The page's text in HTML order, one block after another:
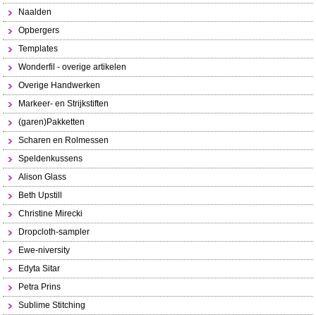
Naalden
Opbergers
Templates
Wonderfil - overige artikelen
Overige Handwerken
Markeer- en Strijkstiften
(garen)Pakketten
Scharen en Rolmessen
Speldenkussens
Alison Glass
Beth Upstill
Christine Mirecki
Dropcloth-sampler
Ewe-niversity
Edyta Sitar
Petra Prins
Sublime Stitching